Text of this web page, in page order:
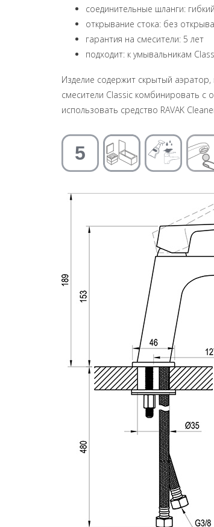
соединительные шланги:
открывание стока: без
гарантия на смесители: 5 лет
подходит: к умывальникам
Изделие содержит скрытый
смесители Classic комбинировать с
использовать средство RAVAK